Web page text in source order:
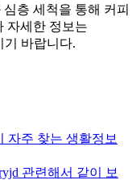
층 세척을 통해 커피
자세한 정보는
기 바랍니다.
자주 찾는 생활정보
관련해서 같이 보